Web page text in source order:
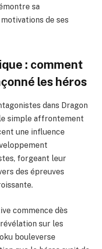
sa
de ses
: comment
les héros
dans Dragon
simple affrontement
une influence
forgeant leur
des épreuves
commence dès
sur les
bouleverse